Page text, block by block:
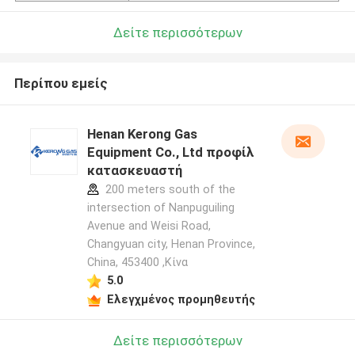
Δείτε περισσότερων
Περίπου εμείς
Henan Kerong Gas
Equipment Co., Ltd προφίλ
κατασκευαστή
200 meters south of the
intersection of Nanpuguiling
Avenue and Weisi Road,
Changyuan city, Henan Province,
China, 453400 ,Κίνα
5.0
Ελεγχμένος προμηθευτής
Δείτε περισσότερων